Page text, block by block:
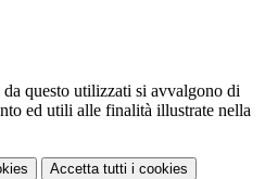
questo utilizzati si avvalgono di
ed utili alle finalità illustrate nella
Accetta tutti i cookies